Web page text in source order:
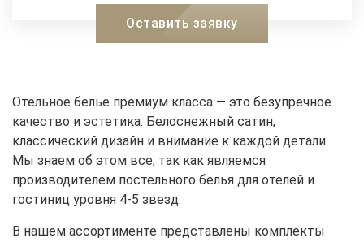
Оставить заявку
Отельное белье премиум класса — это безупречное
качество и эстетика. Белоснежный сатин,
классический дизайн и внимание к каждой детали.
Мы знаем об этом все, так как являемся
производителем постельного белья для отелей и
гостиниц уровня 4-5 звезд.
В нашем ассортименте представлены комплекты